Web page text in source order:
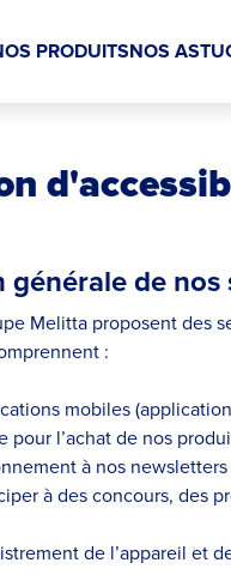
PRODUITSNOS
générale de
Melitta proposent des
:
mobiles
pour l’achat de nos
à nos newsletters
à des concours, des
de l’appareil et